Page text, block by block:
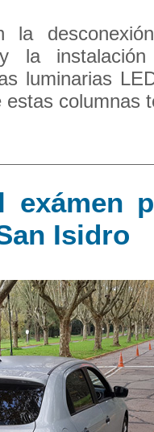
la
la
luminarias
estas columnas
exámen
Isidro